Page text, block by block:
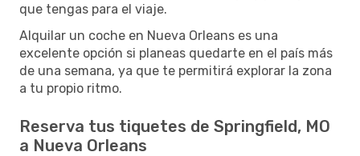
que tengas para el viaje.
Alquilar un coche en Nueva Orleans es una
excelente opción si planeas quedarte en el país más
de una semana, ya que te permitirá explorar la zona
a tu propio ritmo.
Reserva tus tiquetes de Springfield, MO
a Nueva Orleans